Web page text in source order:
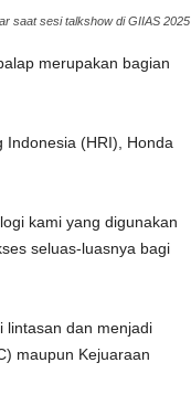
saat sesi talkshow di GIIAS 2025
merupakan bagian
Indonesia (HRI), Honda
kami yang digunakan
seluas-luasnya bagi
lintasan dan menjadi
maupun Kejuaraan